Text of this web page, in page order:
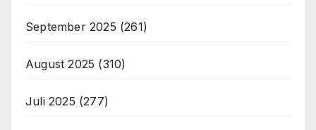
September 2025 (261)
August 2025 (310)
Juli 2025 (277)